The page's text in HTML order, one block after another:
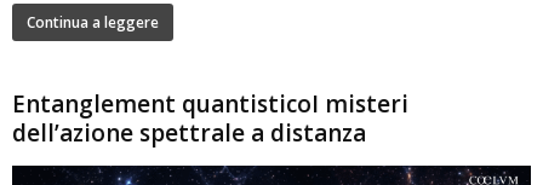
Continua a leggere
Entanglement quantisticoI misteri
dell’azione spettrale a distanza